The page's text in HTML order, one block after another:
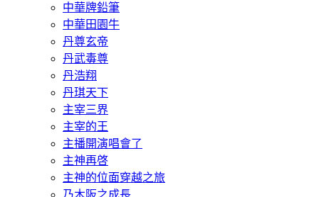
中華牌鉛筆
中華田園牛
丹尊玄帝
丹武毒尊
丹浩翔
丹琪天下
主宰三界
主宰的王
主播開演唱會了
主神再啓
主神的位面穿越之旅
乃木阪之成長